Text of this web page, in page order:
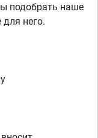
подобрать наше
него.